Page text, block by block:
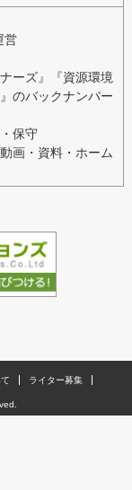
営
ーズ』『資源環境
のバックナンバー
保守
画・資料・ホーム
ライター募集